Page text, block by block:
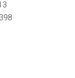
398